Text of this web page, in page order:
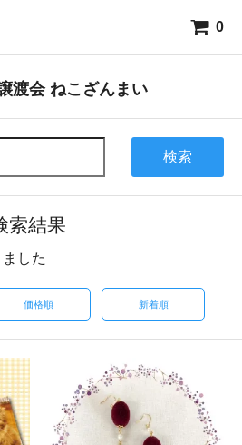
0
渡会 ねこざんまい
検索
索結果
した
価格順 新着順